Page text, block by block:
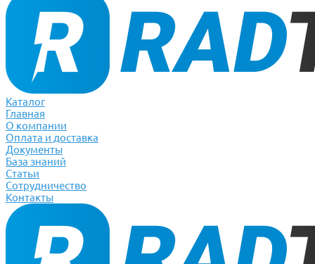
Каталог
Главная
О компании
Оплата и доставка
Документы
База знаний
Статьи
Сотрудничество
Контакты